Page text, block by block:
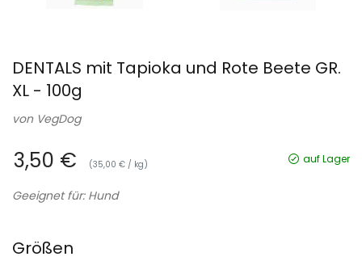
DENTALS mit Tapioka und Rote Beete GR.
XL - 100g
von VegDog
3,50 € (35,00 € / kg) auf Lager
Geeignet für: Hund
Größen